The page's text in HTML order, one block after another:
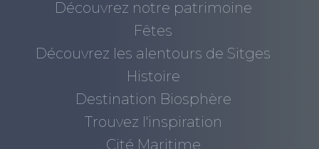
Découvrez notre patrimoine
Fêtes
Découvrez les alentours de Sitges
Histoire
Destination Biosphère
Trouvez l'inspiration
Cité Maritime